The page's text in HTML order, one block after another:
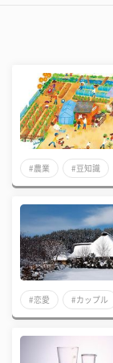
#農業 #豆知識
#恋愛 #カップル